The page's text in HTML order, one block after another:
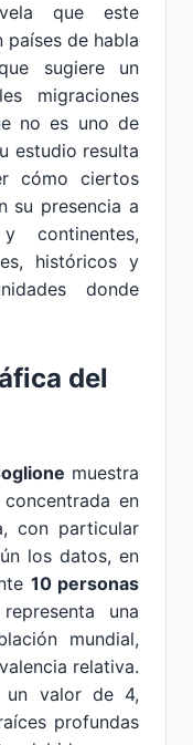
que este
países de habla
sugiere un
migraciones
no es uno de
estudio resulta
cómo ciertos
su presencia a
continentes,
históricos y
donde
del
muestra
en
con particular
los datos, en
10 personas
una
mundial,
relativa.
un valor de 4,
profundas